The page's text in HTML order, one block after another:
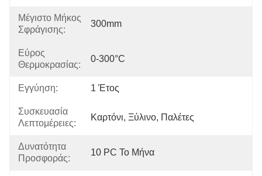
Μέγιστο Μήκος
Σφράγισης:
300mm
Εύρος
Θερμοκρασίας:
0-300°C
Εγγύηση: 1 Έτος
Συσκευασία
Λεπτομέρειες:
Καρτόνι, Ξύλινο, Παλέτες
Δυνατότητα
Προσφοράς:
10 PC Το Μήνα